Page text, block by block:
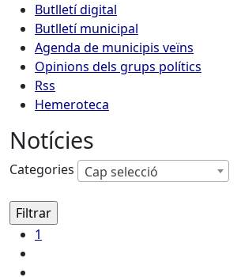
Butlletí digital
Butlletí municipal
Agenda de municipis veïns
Opinions dels grups polítics
Rss
Hemeroteca
Notícies
Categories Cap selecció
1